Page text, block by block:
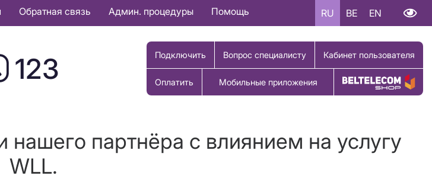
Обратная связь Админ. процедуры Помощь RU BE EN
123 Подключить Вопрос специалисту Кабинет пользователя
Оплатить Мобильные приложения Купить товар
партнёра с влиянием на услугу
WLL.